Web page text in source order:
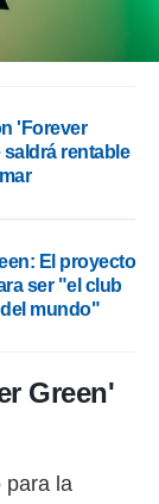
'Forever
rentable
El proyecto
ser "el club
mundo"
Green'
para la